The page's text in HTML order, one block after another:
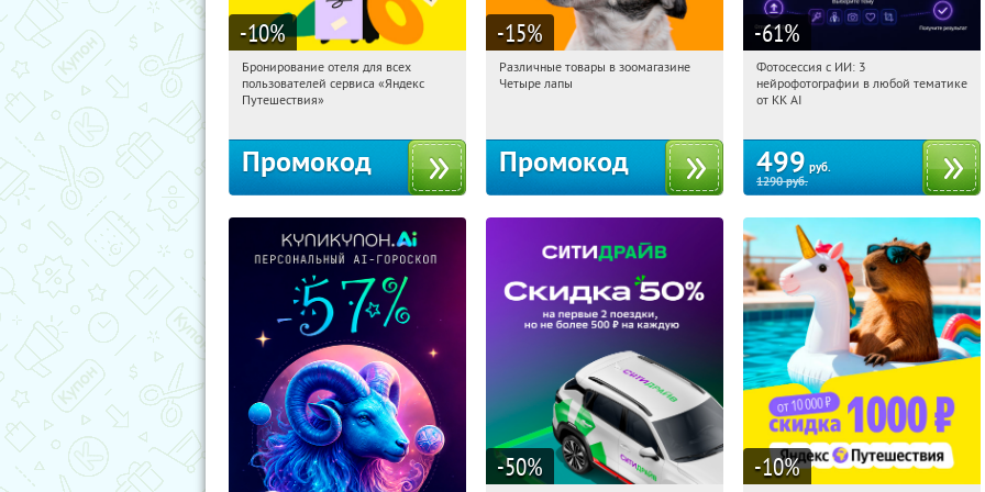
-10%
10:02:21
Получи первым!
Россия
Бронирование отеля для всех
пользователей сервиса «Яндекс
Путешествия»
Промокод
-15%
10:02:21
Получи первым!
Различные товары в зоомагазине
Четыре лапы
Промокод
-61%
10:02:21
Россия
Фотосессия с ИИ: 3
нейрофотографии в любой тематике
от KK AI
499 руб.
1290руб.
-50% -10%